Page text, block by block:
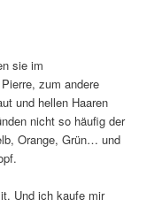
sie im
zum andere
und hellen Haaren
nicht so häufig der
Orange, Grün… und
Und ich kaufe mir